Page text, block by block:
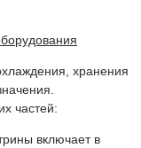
хранения
частей:
включает в